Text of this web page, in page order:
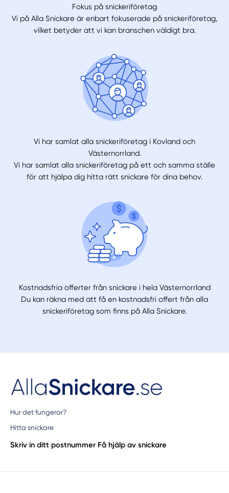
Fokus på snickeriföretag
Vi på Alla Snickare är enbart fokuserade på snickeriföretag,
vilket betyder att vi kan branschen väldigt bra.
Vi har samlat alla snickeriföretag i Kovland och
Västernorrland.
Vi har samlat alla snickeriföretag på ett och samma ställe
för att hjälpa dig hitta rätt snickare för dina behov.
Kostnadsfria offerter från snickare i hela Västernorrland
Du kan räkna med att få en kostnadsfri offert från alla
snickeriföretag som finns på Alla Snickare.
Hur det fungerar?
Hitta snickare
Skriv in ditt postnummer Få hjälp av snickare